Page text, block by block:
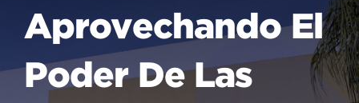
Aprovechando El
Poder De Las